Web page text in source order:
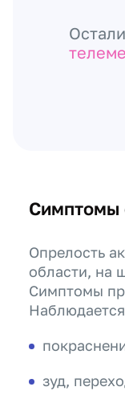
Симптомы
Опрелость
области, на
Симптомы
зуд,